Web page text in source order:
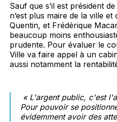
Sauf que s’il est président
n’est plus maire de la ville
Quentin, et Frédérique
beaucoup moins
prudente. Pour évaluer le
Ville va faire appel à un
aussi notamment la
« L'argent public, c'est
Pour pouvoir se
évidemment avoir des